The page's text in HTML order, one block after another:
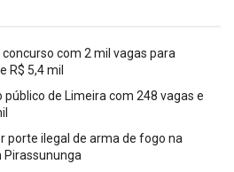
com 2 mil vagas para
R$ 5,4 mil
de Limeira com 248 vagas e
porte ilegal de arma de fogo na
Pirassununga